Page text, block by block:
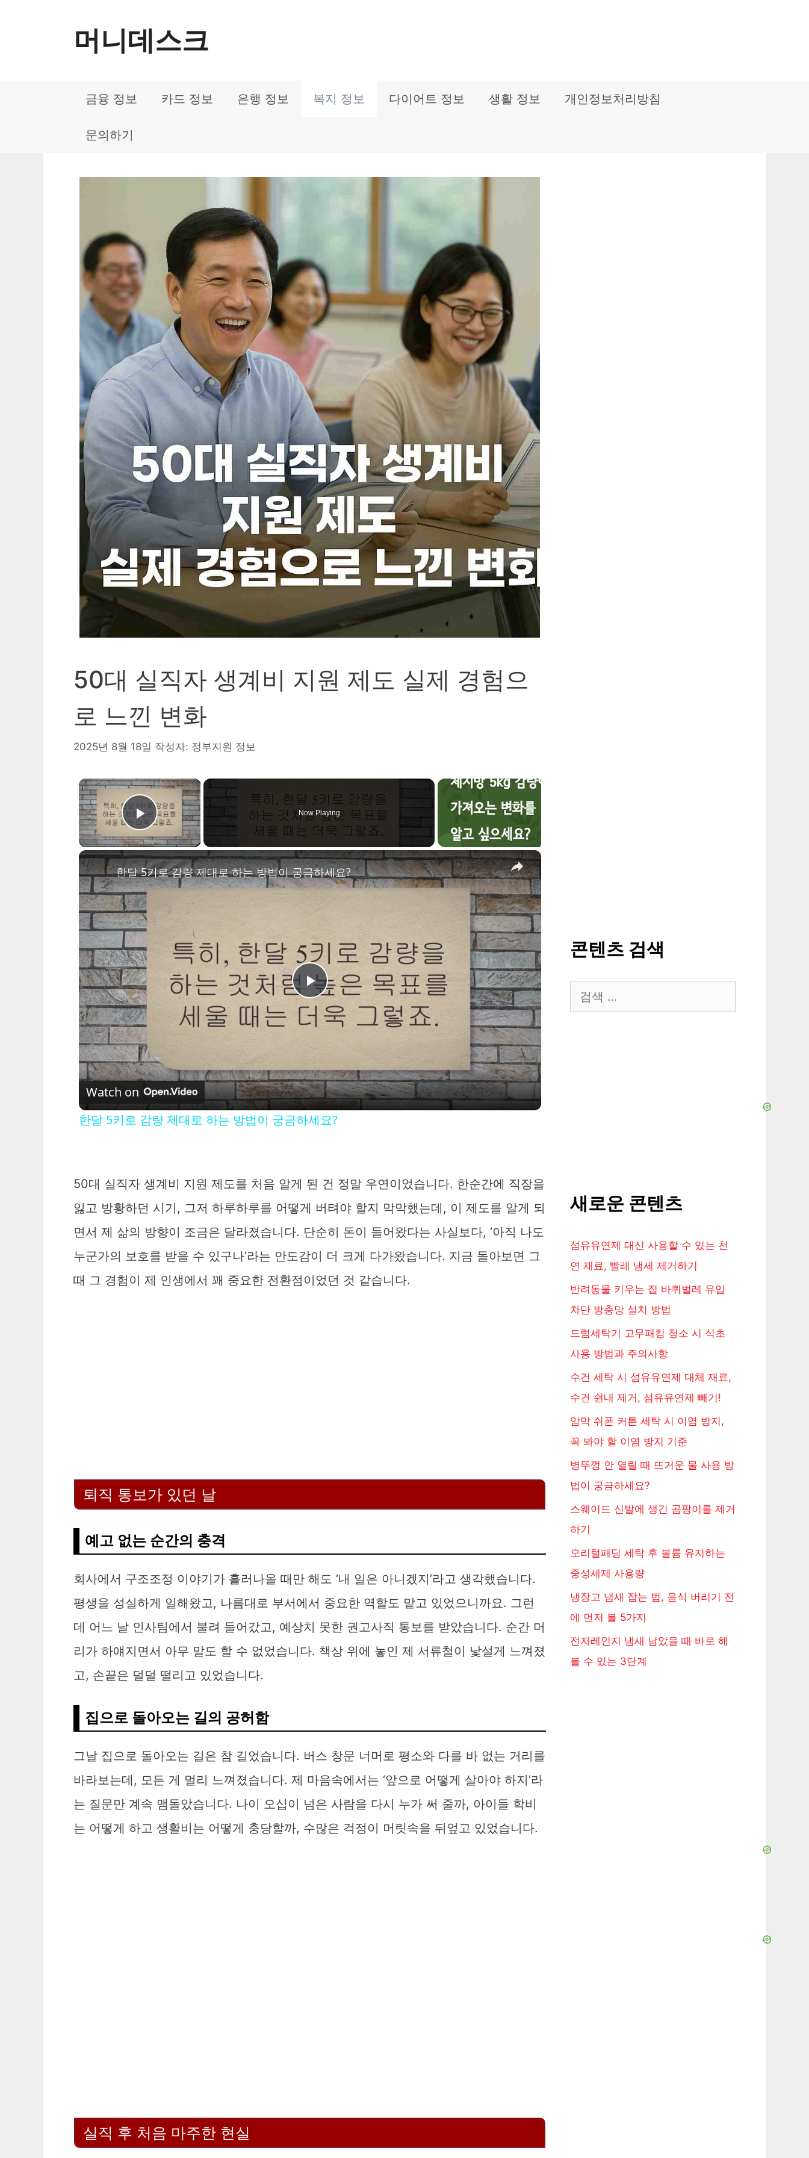
머니데스크
금융 정보 카드 정보 은행 정보 복지 정보 다이어트 정보 생활 정보 개인정보처리방침
문의하기
50대 실직자 생계비 지원 제도 실제 경험으
로 느낀 변화
2025년 8월 18일 작성자: 정부지원 정보
×
Play Video
Now Playing
×
P
l
a
y
i
d
e
o
한달 5키로 감량 제대로 하는 방법이 궁금하세요?
Watch on
한달 5키로 감량 제대로 하는 방법이 궁금하세요?
50대 실직자 생계비 지원 제도를 처음 알게 된 건 정말 우연이었습니다. 한순간에 직장을
잃고 방황하던 시기, 그저 하루하루를 어떻게 버텨야 할지 막막했는데, 이 제도를 알게 되
면서 제 삶의 방향이 조금은 달라졌습니다. 단순히 돈이 들어왔다는 사실보다, ‘아직 나도
누군가의 보호를 받을 수 있구나’라는 안도감이 더 크게 다가왔습니다. 지금 돌아보면 그
때 그 경험이 제 인생에서 꽤 중요한 전환점이었던 것 같습니다.
퇴직 통보가 있던 날
예고 없는 순간의 충격
회사에서 구조조정 이야기가 흘러나올 때만 해도 ‘내 일은 아니겠지’라고 생각했습니다.
평생을 성실하게 일해왔고, 나름대로 부서에서 중요한 역할도 맡고 있었으니까요. 그런
데 어느 날 인사팀에서 불려 들어갔고, 예상치 못한 권고사직 통보를 받았습니다. 순간 머
리가 하얘지면서 아무 말도 할 수 없었습니다. 책상 위에 놓인 제 서류철이 낯설게 느껴졌
고, 손끝은 덜덜 떨리고 있었습니다.
집으로 돌아오는 길의 공허함
그날 집으로 돌아오는 길은 참 길었습니다. 버스 창문 너머로 평소와 다를 바 없는 거리를
바라보는데, 모든 게 멀리 느껴졌습니다. 제 마음속에서는 ‘앞으로 어떻게 살아야 하지’라
는 질문만 계속 맴돌았습니다. 나이 오십이 넘은 사람을 다시 누가 써 줄까, 아이들 학비
는 어떻게 하고 생활비는 어떻게 충당할까, 수많은 걱정이 머릿속을 뒤엎고 있었습니다.
실직 후 처음 마주한 현실
콘텐츠 검색
색:
새로운 콘텐츠
섬유유연제 대신 사용할 수 있는 천
연 재료, 빨래 냄세 제거하기
반려동물 키우는 집 바퀴벌레 유입
차단 방충망 설치 방법
드럼세탁기 고무패킹 청소 시 식초
사용 방법과 주의사항
수건 세탁 시 섬유유연제 대체 재료,
수건 쉰내 제거, 섬유유연제 빼기!
암막 쉬폰 커튼 세탁 시 이염 방지,
꼭 봐야 할 이염 방지 기준
병뚜껑 안 열릴 때 뜨거운 물 사용 방
법이 궁금하세요?
스웨이드 신발에 생긴 곰팡이를 제거
하기
오리털패딩 세탁 후 볼륨 유지하는
중성세제 사용량
냉장고 냄새 잡는 법, 음식 버리기 전
에 먼저 볼 5가지
전자레인지 냄새 남았을 때 바로 해
볼 수 있는 3단계